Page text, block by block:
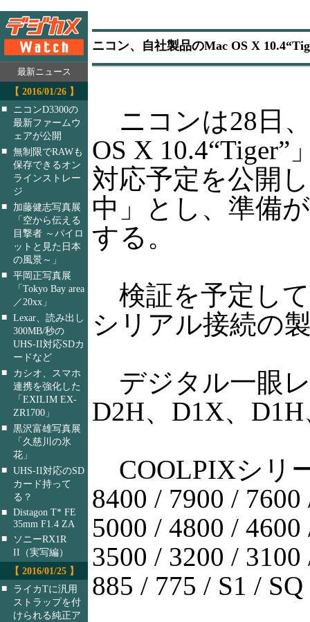
最新ニュース
【 2016/01/26 】
■
ニコンD3300の
最新ファームウ
ェアが公開
■ 無制限でRAWも
保存できるオン
ラインストレー
ジ
■
加藤健志写真展
「空から伝える
目撃者 ～パイロ
ットと見た日本
の風景～」
■ 平岡正写真展
「Tokyo Bay area
／20xx」
■ Lexar、読み出し
300MB/秒の
UHS-II対応SDカ
ードなど
■
カシオ、スマホ
連携を強化した
「EXILIM EX-
ZR1700」
■ 黒沢富雄写真展
「久慈川の氷
花」
■ UHS-II対応のSD
カード持って
る？
■ Distagon T* FE
35mm F1.4 ZA
■
ソニーRX1R
II（実写編）
【 2016/01/25 】
■
ライカTに汎用
ストラップを付
けられる純正ア
ニコン、自社製品のMac OS X
ニコンは28日
OS X
対応予定を公開
中」とし、準備
する。
検証を予定して
シリアル接続の
デジタル一眼
D2H、D1X、
COOLPIXシリ
8400 / 7900 /
5000 / 4800 /
3500 / 3200 /
885 / 775 / S1 /